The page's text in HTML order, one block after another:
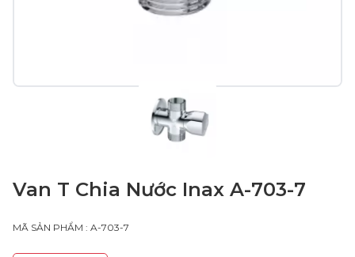
Van T Chia Nước Inax A-703-7
MÃ SẢN PHẨM : A-703-7